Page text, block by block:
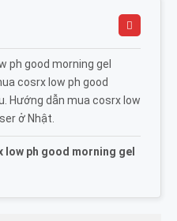
ph good morning gel
cosrx low ph good
Hướng dẫn mua cosrx low
ở Nhật.
low ph good morning gel